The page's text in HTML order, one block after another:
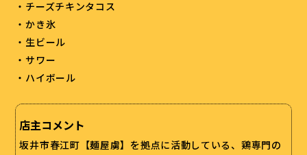
・チーズチキンタコス
・かき氷
・生ビール
・サワー
・ハイボール
店主コメント
坂井市春江町【麺屋虜】を拠点に活動している、鶏専門の